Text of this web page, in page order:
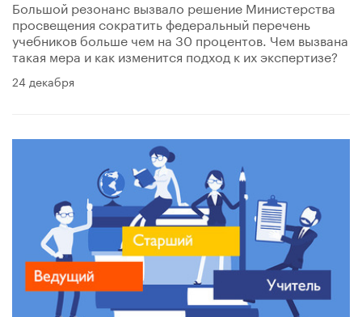
Большой резонанс вызвало решение Министерства
просвещения сократить федеральный перечень
учебников больше чем на 30 процентов. Чем вызвана
такая мера и как изменится подход к их экспертизе?
24 декабря